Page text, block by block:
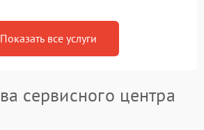
Показать все услуги
сервисного центра